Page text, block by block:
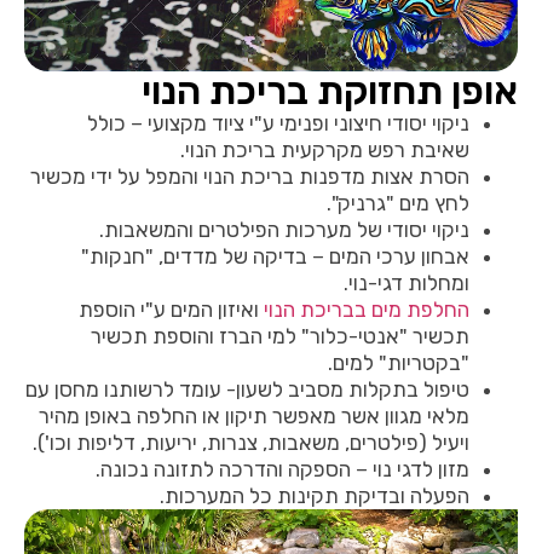
אופן תחזוקת בריכת הנוי
ניקוי יסודי חיצוני ופנימי ע"י ציוד מקצועי – כולל
שאיבת רפש מקרקעית בריכת הנוי.
הסרת אצות מדפנות בריכת הנוי והמפל על ידי מכשיר
לחץ מים "גרניק".
ניקוי יסודי של מערכות הפילטרים והמשאבות.
אבחון ערכי המים – בדיקה של מדדים, "חנקות"
ומחלות דגי-נוי.
החלפת מים בבריכת הנוי ואיזון המים ע"י הוספת
תכשיר "אנטי-כלור" למי הברז והוספת תכשיר
"בקטריות" למים.
טיפול בתקלות מסביב לשעון- עומד לרשותנו מחסן עם
מלאי מגוון אשר מאפשר תיקון או החלפה באופן מהיר
ויעיל (פילטרים, משאבות, צנרות, יריעות, דליפות וכו').
מזון לדגי נוי – הספקה והדרכה לתזונה נכונה.
הפעלה ובדיקת תקינות כל המערכות.